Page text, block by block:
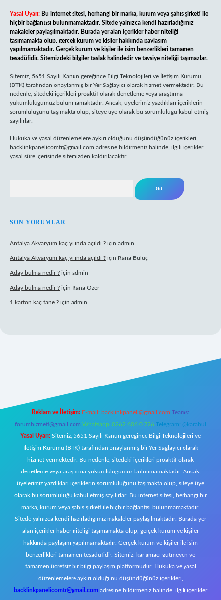
Yasal Uyarı: Bu internet sitesi, herhangi bir marka, kurum veya şahıs şirketi ile
hiçbir bağlantısı bulunmamaktadır. Sitede yalnızca kendi hazırladığımız
makaleler paylaşılmaktadır. Burada yer alan içerikler haber niteliği
taşımamakta olup, gerçek kurum ve kişiler hakkında paylaşım
yapılmamaktadır. Gerçek kurum ve kişiler ile isim benzerlikleri tamamen
tesadüfidir. Sitemizdeki bilgiler taslak halindedir ve tavsiye niteliği taşımazlar.
Sitemiz, 5651 Sayılı Kanun gereğince Bilgi Teknolojileri ve İletişim Kurumu
(BTK) tarafından onaylanmış bir Yer Sağlayıcı olarak hizmet vermektedir. Bu
nedenle, sitedeki içerikleri proaktif olarak denetleme veya araştırma
yükümlülüğümüz bulunmamaktadır. Ancak, üyelerimiz yazdıkları içeriklerin
sorumluluğunu taşımakta olup, siteye üye olarak bu sorumluluğu kabul etmiş
sayılırlar.
Hukuka ve yasal düzenlemelere aykırı olduğunu düşündüğünüz içerikleri,
backlinkpanelicomtr@gmail.com adresine bildirmeniz halinde, ilgili içerikler
yasal süre içerisinde sitemizden kaldırılacaktır.
SON YORUMLAR
Antalya Akvaryum kaç yılında açıldı ? için admin
Antalya Akvaryum kaç yılında açıldı ? için Rana Buluç
Aday bulma nedir ? için admin
Aday bulma nedir ? için Rana Özer
1 karton kaç tane ? için admin
Reklam ve İletişim: E-mail: backlinkpaneli@gmail.com Teams:
forumhizmeti@gmail.com Whatsapp: 0262 606 0 726 Telegram: @karabul
Yasal Uyarı: Sitemiz, 5651 Sayılı Kanun gereğince Bilgi Teknolojileri ve
İletişim Kurumu (BTK) tarafından onaylanmış bir Yer Sağlayıcı olarak
hizmet vermektedir. Bu nedenle, sitedeki içerikleri proaktif olarak
denetleme veya araştırma yükümlülüğümüz bulunmamaktadır. Ancak,
üyelerimiz yazdıkları içeriklerin sorumluluğunu taşımakta olup, siteye üye
olarak bu sorumluluğu kabul etmiş sayılırlar. Bu internet sitesi, herhangi bir
marka, kurum veya şahıs şirketi ile hiçbir bağlantısı bulunmamaktadır.
Sitede yalnızca kendi hazırladığımız makaleler paylaşılmaktadır. Burada yer
alan içerikler haber niteliği taşımamakta olup, gerçek kurum ve kişiler
hakkında paylaşım yapılmamaktadır. Gerçek kurum ve kişiler ile isim
benzerlikleri tamamen tesadüfidir. Sitemiz, kar amacı gütmeyen ve
tamamen ücretsiz bir bilgi paylaşım platformudur. Hukuka ve yasal
düzenlemelere aykırı olduğunu düşündüğünüz içerikleri,
backlinkpanelicomtr@gmail.com adresine bildirmeniz halinde, ilgili içerikler